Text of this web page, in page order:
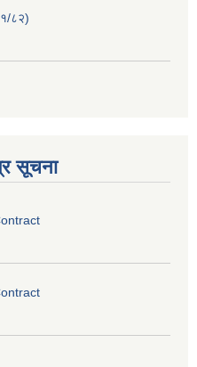
८२)
सूचना